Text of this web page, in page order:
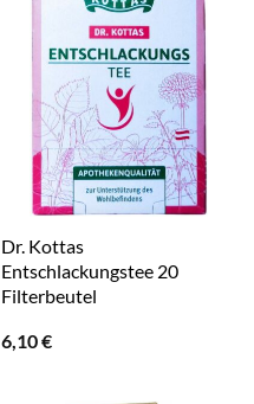
Dr. Kottas
Entschlackungstee 20
Filterbeutel
6,10€